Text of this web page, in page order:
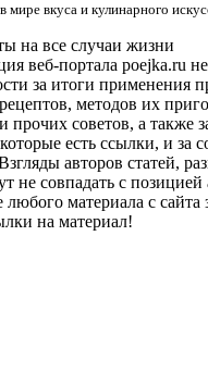
мире вкуса и кулинарного
на все случаи жизни
веб-портала poejka.ru
за итоги применения
методов их
прочих советов, а также
есть ссылки, и за
авторов статей,
не совпадать с
материала с сайта
на материал!